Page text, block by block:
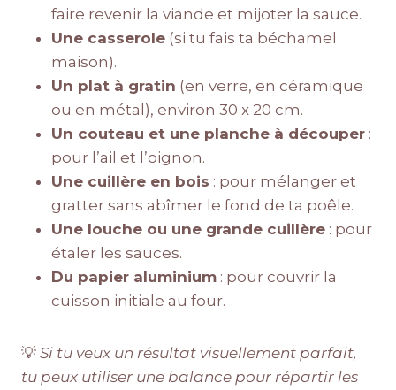
faire revenir la viande et mijoter la sauce.
Une casserole (si tu fais ta béchamel
maison).
Un plat à gratin (en verre, en céramique
ou en métal), environ 30 x 20 cm.
Un couteau et une planche à découper :
pour l’ail et l’oignon.
Une cuillère en bois : pour mélanger et
gratter sans abîmer le fond de ta poêle.
Une louche ou une grande cuillère : pour
étaler les sauces.
Du papier aluminium : pour couvrir la
cuisson initiale au four.
💡 Si tu veux un résultat visuellement parfait,
tu peux utiliser une balance pour répartir les